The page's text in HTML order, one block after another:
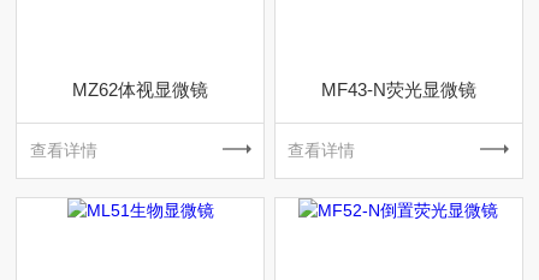
MZ62体视显微镜
查看详情
MF43-N荧光显微镜
查看详情